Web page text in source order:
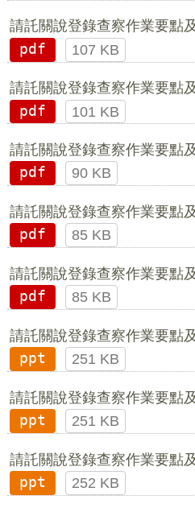
請託關說登錄查察作業要點
pdf
107 KB
請託關說登錄查察作業要點
pdf
101 KB
請託關說登錄查察作業要點
pdf
90 KB
請託關說登錄查察作業要點
pdf
85 KB
請託關說登錄查察作業要點
pdf
85 KB
請託關說登錄查察作業要點
ppt
251 KB
請託關說登錄查察作業要點
ppt
251 KB
請託關說登錄查察作業要點
ppt
252 KB